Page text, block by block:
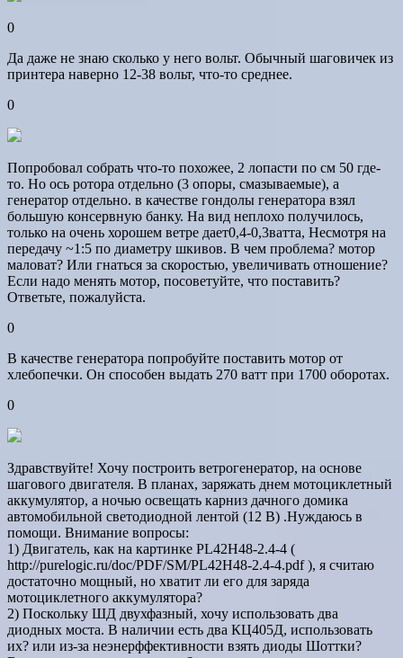
0
Да даже не знаю сколько у него вольт. Обычный шаговичек из
принтера наверно 12-38 вольт, что-то среднее.
0
Попробовал собрать что-то похожее, 2 лопасти по см 50 где-
то. Но ось ротора отдельно (3 опоры, смазываемые), а
генератор отдельно. в качестве гондолы генератора взял
большую консервную банку. На вид неплохо получилось,
только на очень хорошем ветре дает0,4-0,3ватта, Несмотря на
передачу ~1:5 по диаметру шкивов. В чем проблема? мотор
маловат? Или гнаться за скоростью, увеличивать отношение?
Если надо менять мотор, посоветуйте, что поставить?
Ответьте, пожалуйста.
0
В качестве генератора попробуйте поставить мотор от
хлебопечки. Он способен выдать 270 ватт при 1700 оборотах.
0
Здравствуйте! Хочу построить ветрогенератор, на основе
шагового двигателя. В планах, заряжать днем мотоциклетный
аккумулятор, а ночью освещать карниз дачного домика
автомобильной светодиодной лентой (12 В) .Нуждаюсь в
помощи. Внимание вопросы:
1) Двигатель, как на картинке PL42H48-2.4-4 (
http://purelogic.ru/doc/PDF/SM/PL42H48-2.4-4.pdf ), я считаю
достаточно мощный, но хватит ли его для заряда
мотоциклетного аккумулятора?
2) Поскольку ШД двухфазный, хочу использовать два
диодных моста. В наличии есть два КЦ405Д, использовать
их? или из-за неэнерффективности взять диоды Шоттки?